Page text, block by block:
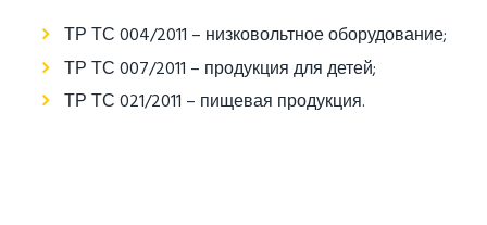
ТР ТС 004/2011 – низковольтное оборудование;
ТР ТС 007/2011 – продукция для детей;
ТР ТС 021/2011 – пищевая продукция.